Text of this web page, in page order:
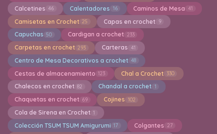
Calcetines 46 Calentadores 16 Caminos de Mesa 41
Camisetas en Crochet 25 Capas en crochet 9
Capuchas 50 Cardigan a crochet 233
Carpetas en crochet 293 Carteras 41
Centro de Mesa Decorativos a crochet 48
Cestas de almacenamiento 123 Chal a Crochet 330
Chalecos en crochet 82 Chandal a crochet 1
Chaquetas en crochet 69 Cojines 102
Cola de Sirena en Crochet 1
Colección TSUM TSUM Amigurumi 17 Colgantes 27